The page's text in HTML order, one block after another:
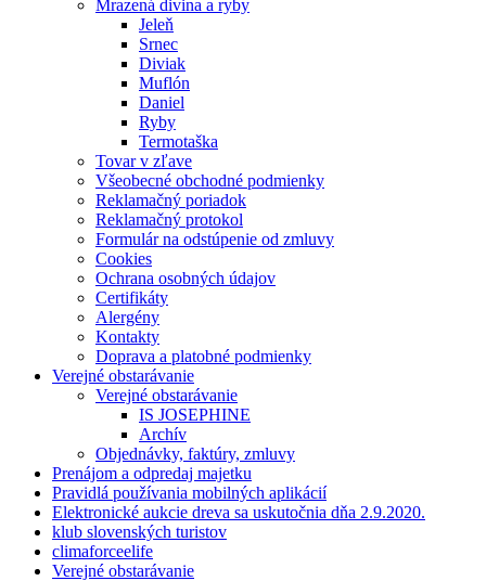
Mrazená divina a ryby
Jeleň
Srnec
Diviak
Muflón
Daniel
Ryby
Termotaška
Tovar v zľave
Všeobecné obchodné podmienky
Reklamačný poriadok
Reklamačný protokol
Formulár na odstúpenie od zmluvy
Cookies
Ochrana osobných údajov
Certifikáty
Alergény
Kontakty
Doprava a platobné podmienky
Verejné obstarávanie
Verejné obstarávanie
IS JOSEPHINE
Archív
Objednávky, faktúry, zmluvy
Prenájom a odpredaj majetku
Pravidlá používania mobilných aplikácií
Elektronické aukcie dreva sa uskutočnia dňa 2.9.2020.
klub slovenských turistov
climaforceelife
Verejné obstarávanie